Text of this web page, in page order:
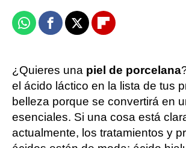
WhatsappFacebook
X Flipboard
¿Quieres una piel de porcelana
el ácido láctico en la lista de tus
belleza porque se convertirá en
esenciales. Si una cosa está
actualmente, los tratamientos y